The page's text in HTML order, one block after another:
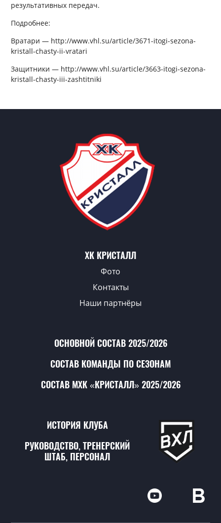
результативных передач.
Подробнее:
Вратари — http://www.vhl.su/article/3671-itogi-sezona-
kristall-chasty-ii-vratari
Защитники — http://www.vhl.su/article/3663-itogi-sezona-
kristall-chasty-iii-zashtitniki
ХК КРИСТАЛЛ
Фото
Контакты
Наши партнёры
ОСНОВНОЙ СОСТАВ 2025/2026
СОСТАВ КОМАНДЫ ПО СЕЗОНАМ
СОСТАВ МХК «КРИСТАЛЛ» 2025/2026
ИСТОРИЯ КЛУБА
РУКОВОДСТВО, ТРЕНЕРСКИЙ
ШТАБ, ПЕРСОНАЛ